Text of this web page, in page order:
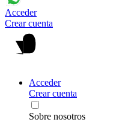
Acceder
Crear cuenta
Acceder
Crear cuenta
Sobre nosotros